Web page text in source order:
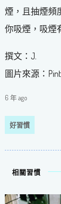
煙，且抽煙頻
你吸煙，吸煙
撰文：J.
圖片來源：
6 年 ago
好習慣
相關習慣